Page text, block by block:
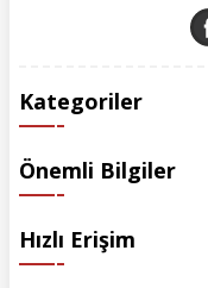
Kategoriler
Önemli Bilgiler
Hızlı Erişim